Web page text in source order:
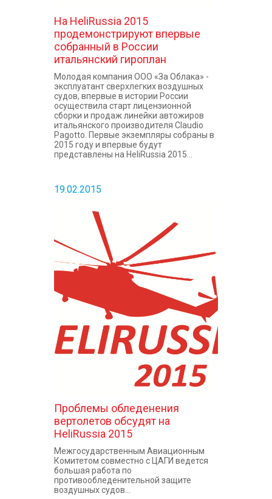
На HeliRussia 2015
продемонстрируют впервые
собранный в России
итальянский гироплан
Молодая компания ООО «За Облака» -
эксплуатант сверхлегких воздушных
судов, впервые в истории России
осуществила старт лицензионной
сборки и продаж линейки автожиров
итальянского производителя Claudio
Pagotto. Первые экземпляры собраны в
2015 году и впервые будут
представлены на HeliRussia 2015...
19.02.2015
Проблемы обледенения
вертолетов обсудят на
HeliRussia 2015
Межгосударственным Авиационным
Комитетом совместно с ЦАГИ ведется
большая работа по
противообледенительной защите
воздушных судов...